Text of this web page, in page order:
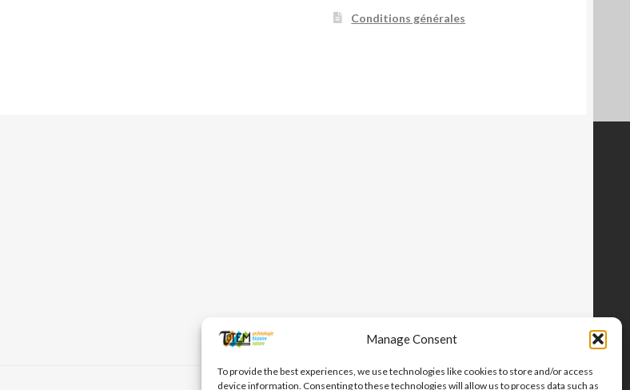
Manage Consent
To provide the best experiences, we use technologies like cookies to store and/or access
device information. Consenting to these technologies will allow us to process data such as
Conditions générales